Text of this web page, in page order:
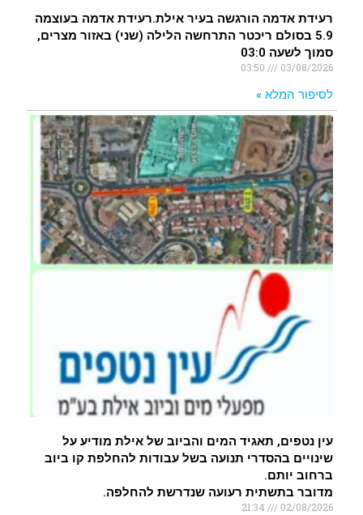
רעידת אדמה הורגשה בעיר אילת.רעידת אדמה בעוצמה
5.9 בסולם ריכטר התרחשה הלילה (שני) באזור מצרים,
סמוך לשעה 03:0
03/08/2026
לסיפור המלא »
עין נטפים, תאגיד המים והביוב של אילת מודיע על
שינויים בהסדרי תנועה בשל עבודות להחלפת קו ביוב
ברחוב יותם.
מדובר בתשתית רעועה שנדרשת להחלפה.
02/08/2026